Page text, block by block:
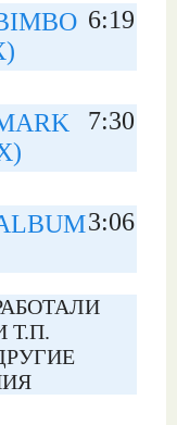
6:19
7:30
3:06
Т.П.